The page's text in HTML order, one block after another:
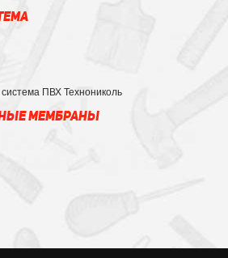
ПВХ Технониколь
МЕМБРАНЫ